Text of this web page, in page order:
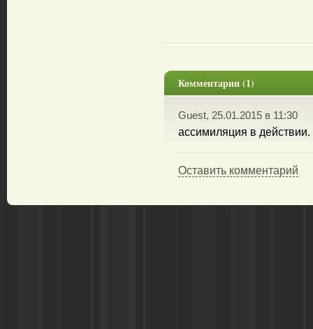
Комментарии (1)
Guest, 25.01.2015 в 11:30
ассимиляция в действии.
Оставить комментарий